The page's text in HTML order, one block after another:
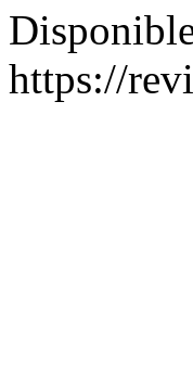
https://